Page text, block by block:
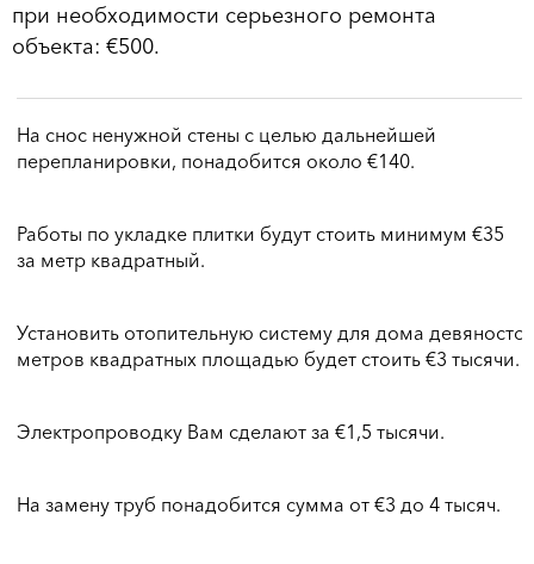
при необходимости серьезного ремонта
объекта: €500.
На снос ненужной стены с целью дальнейшей
перепланировки, понадобится около €140.
Работы по укладке плитки будут стоить минимум €35
за метр квадратный.
Установить отопительную систему для дома девяносто
метров квадратных площадью будет стоить €3 тысячи.
Электропроводку Вам сделают за €1,5 тысячи.
На замену труб понадобится сумма от €3 до 4 тысяч.